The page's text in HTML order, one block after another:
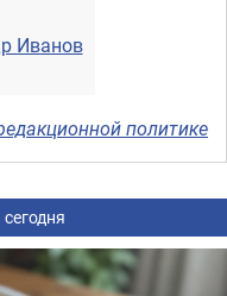
Иванов
политике